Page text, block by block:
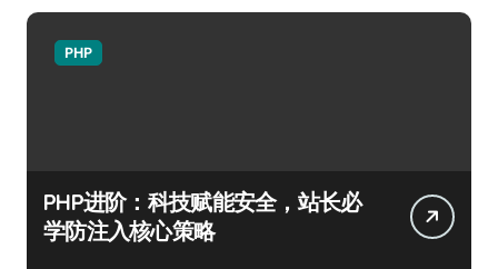
PHP
PHP进阶：科技赋能安全，站长必
学防注入核心策略